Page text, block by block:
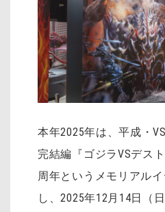
本年2025年は、平成・
完結編『ゴジラVSデス
周年というメモリアル
し、2025年12月14日（